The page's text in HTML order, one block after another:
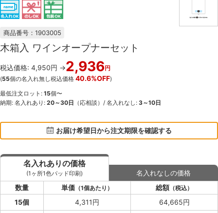
商品番号：1903005
木箱入 ワインオープナーセット
税込価格: 4,950円 →2,936円
(55個の名入れ無し税込価格 40.6%OFF)
最低注文ロット: 15個〜
納期: 名入れあり: 20～30日 （応相談）/ 名入れなし: 3～10日
お届け希望日から注文期限を確認する
名入れありの価格
(1ヶ所1色パッド印刷)
名入れなしの価格
数量
単価 （1個あたり） 総額 （税込）
15個 4,311円
64,665円